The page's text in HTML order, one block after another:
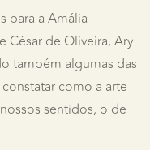
para a Amália
César de Oliveira, Ary
também algumas das
como a arte
sentidos, o de